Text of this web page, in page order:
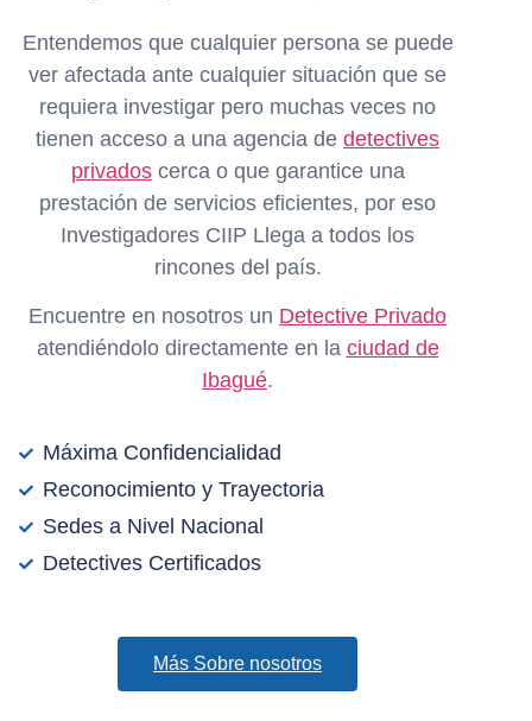
Entendemos que cualquier persona se puede
ver afectada ante cualquier situación que se
requiera investigar pero muchas veces no
tienen acceso a una agencia de detectives
privadoscerca o que garantice una
prestación de servicios eficientes, por eso
Investigadores CIIP Llega a todos los
rincones del país.
Encuentre en nosotros un Detective Privado
atendiéndolo directamente en la ciudad de
Ibagué.
Máxima Confidencialidad
Reconocimiento y Trayectoria
Sedes a Nivel Nacional
Detectives Certificados
Más Sobre nosotros